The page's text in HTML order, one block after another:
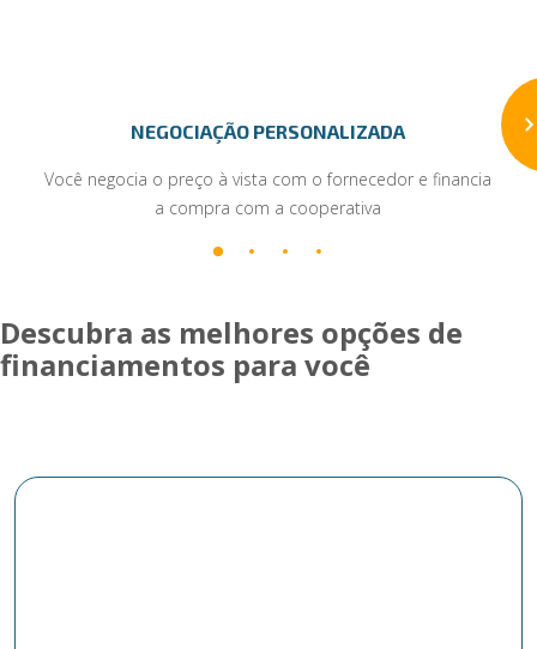
NEGOCIAÇÃO PERSONALIZADA
Você negocia o preço à vista com o fornecedor e financia
a compra com a cooperativa
Descubra as melhores opções de
financiamentos para você